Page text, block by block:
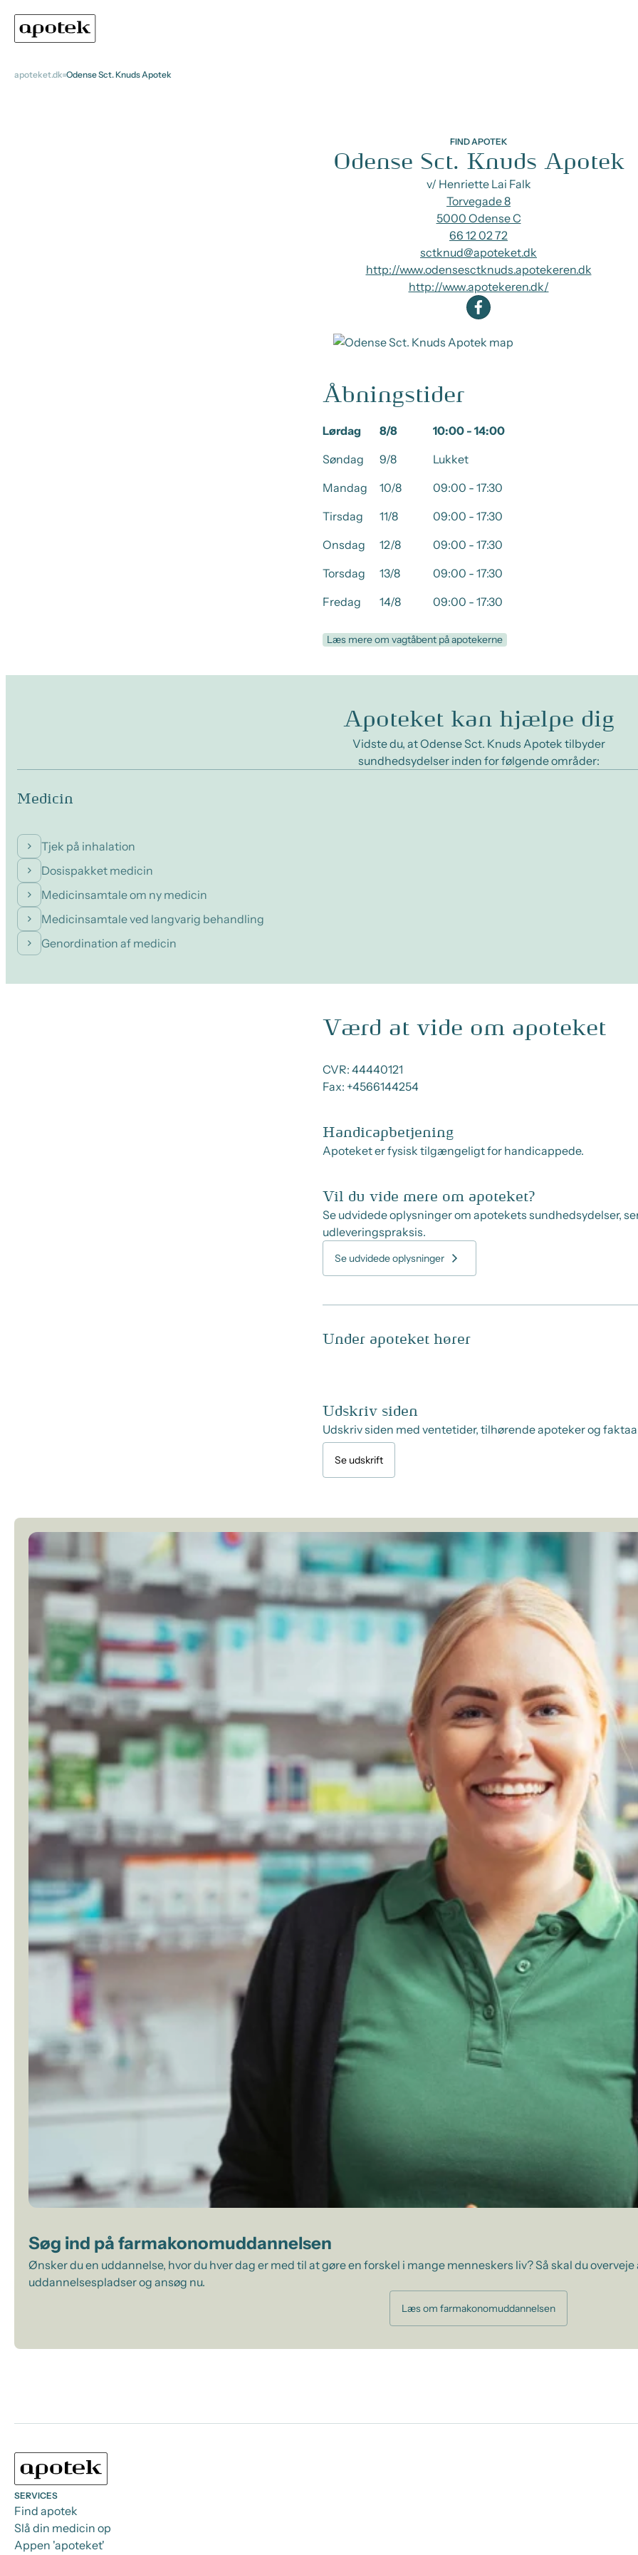
apoteket.dk Odense Sct. Knuds Apotek
FIND APOTEK
Odense Sct. Knuds Apotek
v/ Henriette Lai Falk
Torvegade 8
5000 Odense C
66 12 02 72
sctknud@apoteket.dk
http://www.odensesctknuds.apotekeren.dk
http://www.apotekeren.dk/
Åbningstider
Lørdag 8/8
10:00 - 14:00
Søndag
9/8
Lukket
Mandag
10/8
09:00 - 17:30
Tirsdag
11/8
09:00 - 17:30
Onsdag
12/8
09:00 - 17:30
Torsdag
13/8
09:00 - 17:30
Fredag
14/8 09:00 - 17:30
Læs mere om vagtåbent på apotekerne
Apoteket kan hjælpe dig
Vidste du, at Odense Sct. Knuds Apotek tilbyder
sundhedsydelser inden for følgende områder:
Medicin
Tjek på inhalation
Dosispakket medicin
Medicinsamtale om ny medicin
Medicinsamtale ved langvarig behandling
Genordination af medicin
Værd at vide om apoteket
CVR: 44440121
Fax: +4566144254
Handicapbetjening
Apoteket er fysisk tilgængeligt for handicappede.
Vil du vide mere om apoteket?
Se udvidede oplysninger om apotekets sundhedsydelser,
udleveringspraksis.
Se udvidede oplysninger
Under apoteket hører
Udskriv siden
Udskriv siden med ventetider, tilhørende apoteker og
Se udskrift
Søg ind på farmakonomuddannelsen
Ønsker du en uddannelse, hvor du hver dag er med til at gøre en forskel i mange menneskers liv? Så skal du
uddannelsespladser og ansøg nu.
Læs om farmakonomuddannelsen
SERVICES
Find apotek
Slå din medicin op
Appen 'apoteket'